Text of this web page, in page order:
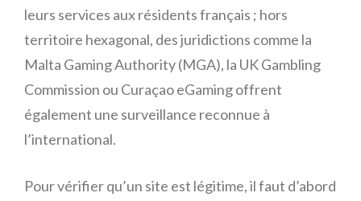
leurs services aux résidents français ; hors
territoire hexagonal, des juridictions comme la
Malta Gaming Authority (MGA), la UK Gambling
Commission ou Curaçao eGaming offrent
également une surveillance reconnue à
l’international.
Pour vérifier qu’un site est légitime, il faut d’abord